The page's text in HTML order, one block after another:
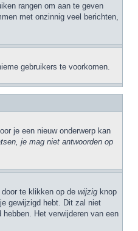
rangen om aan te geven
met onzinnig veel berichten,
gebruikers te voorkomen.
je een nieuw onderwerp kan
je mag niet antwoorden op
te klikken op de wijzig knop
gewijzigd hebt. Dit zal niet
Het verwijderen van een